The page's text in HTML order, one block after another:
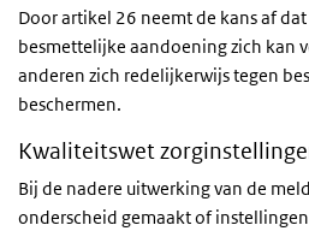
Door artikel 26 neemt de kans af
besmettelijke aandoening zich kan
anderen zich redelijkerwijs tegen
beschermen.
Kwaliteitswet
Bij de nadere uitwerking van de
onderscheid gemaakt of